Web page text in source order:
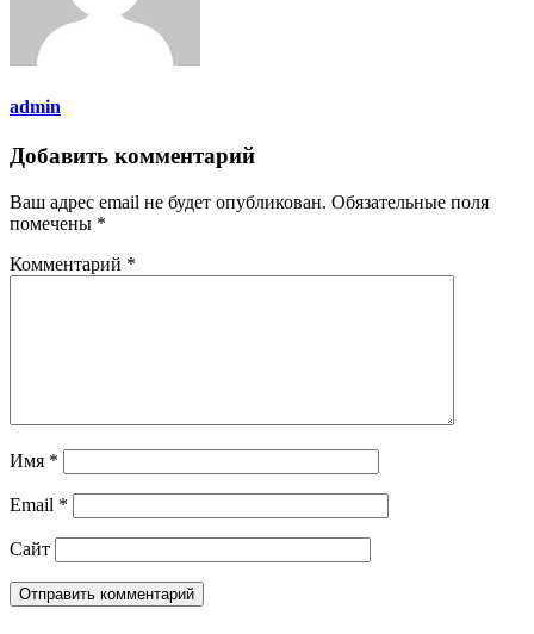
admin
Добавить комментарий
Ваш адрес email не будет опубликован. Обязательные поля
помечены *
Комментарий *
Имя *
Email *
Сайт